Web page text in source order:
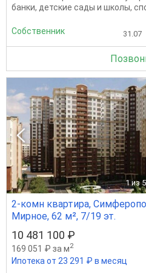
банки, детские сады и школы,
Собственник 31.07
1 из 5
2-комн квартира,
Мирное, 62 м², 7/19 эт.
10 481 100 ₽
169 051 ₽ за м2
Ипотека от 23 291 ₽ в месяц